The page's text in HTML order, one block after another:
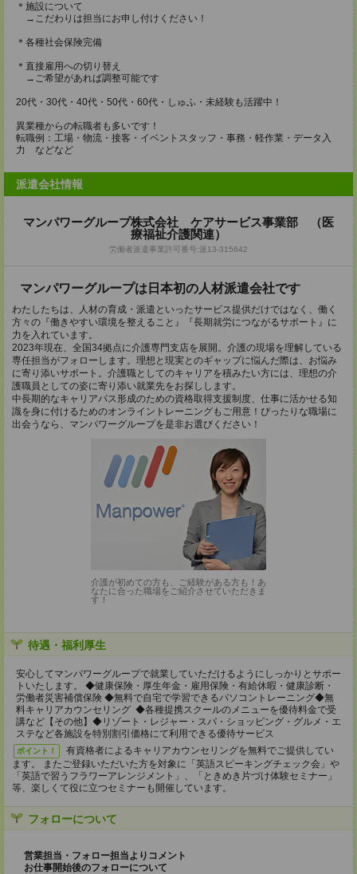
＊施設について
→こだわりは担当にお申し付けください！
＊各種社会保険完備
＊直接雇用への切り替え
→ご希望があれば調整可能です
20代・30代・40代・50代・60代・しゅふ・未経験も活躍中！
異業種からの転職者も多いです！
転職例：工場・物流・接客・イベントスタッフ・事務・軽作業・データ入
力 などなど
派遣会社情報
マンパワーグループ株式会社 ケアサービス事業部 （医
療福祉介護関連）
労働者派遣事業許可番号:派13-315642
マンパワーグループは日本初の人材派遣会社です
わたしたちは、人材の育成・派遣といったサービス提供だけではなく、働く
方々の『働きやすい環境を整えること』『長期就労につながるサポート』に
力を入れています。
2023年現在、全国34拠点に介護専門支店を展開。介護の現場を理解している
専任担当がフォローします。理想と現実とのギャップに悩んだ際は、お悩み
に寄り添いサポート。介護職としてのキャリアを積みたい方には、理想の介
護職員としての姿に寄り添い就業先をお探しします。
中長期的なキャリアパス形成のための資格取得支援制度、仕事に活かせる知
識を身に付けるためのオンライントレーニングもご用意！ぴったりな職場に
出会うなら、マンパワーグループを是非お選びください！
介護が初めての方も、ご経験がある方も！あ
なたに合った職場をご紹介させていただきま
す！
待遇・福利厚生
安心してマンパワーグループで就業していただけるようにしっかりとサポー
トいたします。 ◆健康保険・厚生年金・雇用保険・有給休暇・健康診断・
労働者災害補償保険 ◆無料で自宅で学習できるパソコントレーニング◆無
料キャリアカウンセリング ◆各種提携スクールのメニューを優待料金で受
講など【その他】◆リゾート・レジャー・スパ・ショッピング・グルメ・エ
ステなど各施設を特別割引価格にて利用できる優待サービス
ポイント！
有資格者によるキャリアカウンセリングを無料でご提供してい
ます。 またご登録いただいた方を対象に「英語スピーキングチェック会」や
「英語で習うフラワーアレンジメント」、「ときめき片づけ体験セミナー」
等、楽しくて役に立つセミナーも開催しています。
フォローについて
営業担当・フォロー担当よりコメント
お仕事開始後のフォローについて